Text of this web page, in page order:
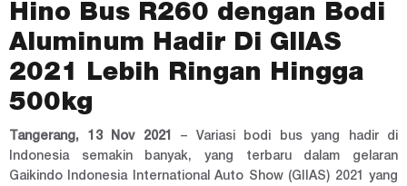
Hino Bus R260 dengan Bodi
Aluminum Hadir Di GIIAS
2021 Lebih Ringan Hingga
500kg
Tangerang, 13 Nov 2021
– Variasi bodi bus yang hadir di
Indonesia semakin banyak, yang terbaru dalam gelaran
Gaikindo Indonesia International Auto Show (GIIAS) 2021 yang